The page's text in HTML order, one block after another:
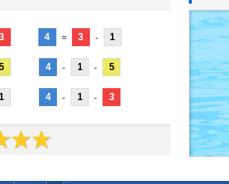
1
4 = 3 - 1
4 - 1 - 5
4 - 1 - 3